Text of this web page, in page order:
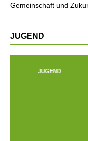
Gemeinschaft und
JUGEND
JUGEND